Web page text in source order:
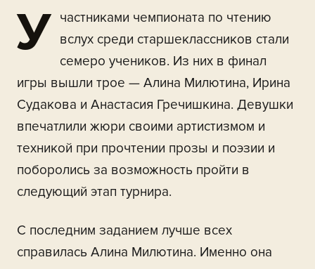
У частниками чемпионата по чтению
вслух среди старшеклассников стали
семеро учеников. Из них в финал
игры вышли трое — Алина Милютина, Ирина
Судакова и Анастасия Гречишкина. Девушки
впечатлили жюри своими артистизмом и
техникой при прочтении прозы и поэзии и
поборолись за возможность пройти в
следующий этап турнира.
С последним заданием лучше всех
справилась Алина Милютина. Именно она